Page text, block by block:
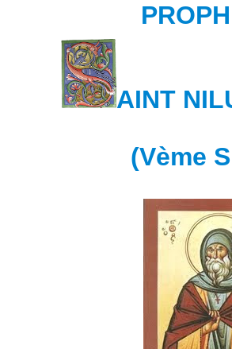
AINT N
(Vème